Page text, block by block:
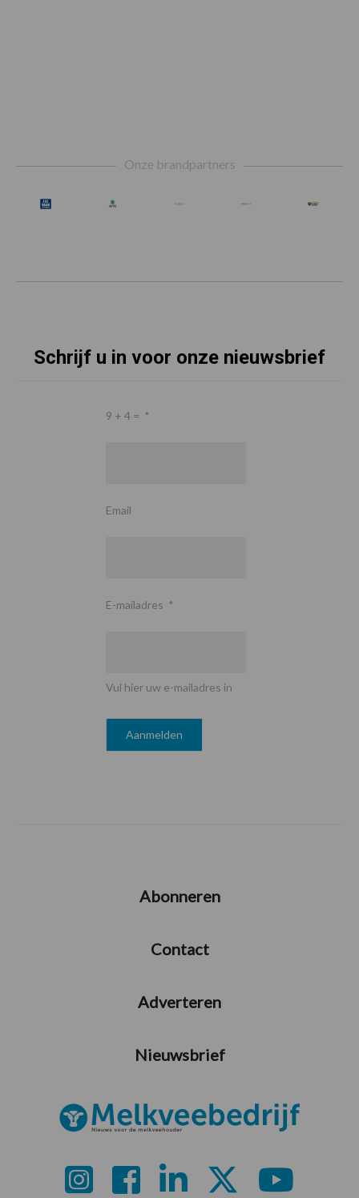
Onze brandpartners
Schrijf u in voor onze nieuwsbrief
9 + 4 = *
Email
E-mailadres *
Vul hier uw e-mailadres in
Abonneren
Contact
Adverteren
Nieuwsbrief